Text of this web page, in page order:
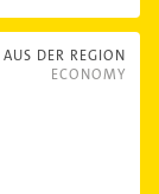
AUS DER REGION
ECONOMY